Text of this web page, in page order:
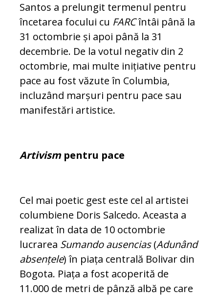
Santos a prelungit termenul pentru
încetarea fo­cului cu FARCîntâi până la
31 octombrie și apoi până la 31
decembrie. De la votul negativ din 2
octombrie, mai multe ini­ția­tive pentru
pace au fost văzute în Co­lum­bia,
incluzând marșuri pentru pace sau
manifestări artistice.
Artivism pentru pace
Cel mai poetic gest este cel al artistei
co­lumbiene Doris Salcedo. Aceasta a
realizat în data de 10 octombrie
lucrarea Sumando ausencias(Adunând
absențele) în piața centrală Bolivar din
Bogota. Piața a fost acoperită de
11.000 de metri de pânză al­bă pe care